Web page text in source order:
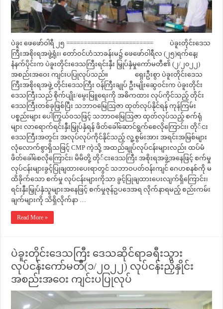
ပဲခူး ဖေဖော်ဝါရီ ၂၅ ========================= ပဲခူးတိုင်းဒေသ
ကြီးအစိုးရအဖွဲ့ရုံး၊ တော်ဝင်ဟံသာခန်းမ၌ ဖေဖော်ဝါရီလ (၂၅)ရက်နေ့၊
နံနက်ပိုင်းက ပဲခူးတိုင်းဒေသကြီးရင်းနှီး မြှုပ်နှံမှုကော်မတီ၏ (၂/၂၀၂၂)
အစည်းအဝေး ကျင်းပပြုလုပ်သည်။ ရှေးဦးစွာ ပဲခူးတိုင်းဒေသ
ကြီးအစိုးရအဖွဲ့ တိုင်းဒေသကြီး ဝန်ကြီးချုပ် ဦးမျိုးဆွေဝင်းက ပဲခူးတိုင်း
ဒေသကြီးသည် စိုက်ပျိုး/မွေးမြူရေးကို အဓိကထား လုပ်ကိုင်သည့် တိုင်း
ဒေသကြီးတစ်ခုဖြစ်ပြီး သဘာဝမြေဩဇာ ထုတ်လုပ်နိုင်ရန် ကုန်ကြမ်း
ပစ္စည်းများ ပေါကြွယ်ဝသဖြင့် သဘာဝမြေဩဇာ ထုတ်လုပ်သည့် စက်ရုံ
များ လာရောက်ရင်းနှီးမြှုပ်နှံရန် ဖိတ်ခေါ်ဆောင်ရွက်စေလိုကြောင်း၊ တို်ငး
ဒေသကြီးအတွင်း အလုပ်လုပ်ကိုင်နိုင်သည့် လူ့စွမ်းအား အရင်းအမြစ်များ
လုံလောက်စွာရှိသဖြင့် CMP ကဲ့သို့ အထည်ချုပ်လုပ်ငန်းများလည်း ထပ်မံ
ဖိတ်ခေါ်စေလိုကြောင်း၊ မိမိတို့ တို်ငးဒေသကြီး အစိုးရအဖွဲ့အနေဖြင့် စက်မှု
လုပ်ငန်းများခွင့်ပြုချထားပေးရာတွင် သဘာဝပတ်ဝန်းကျင် ဂေဟစနစ်ကို မ
ထိခိုက်သော စက်မှု လုပ်ငန်းများကိုသာ ခွင့်ပြုချထားပေးလျက်ရှိကြောင်း၊
ရင်းနှီးမြှုပ်နှံသူများအနေဖြင့် စက်မှုဇုန်ဥပဒေအရ လိုက်နာရမည့် စည်းကမ်း
ချက်များကို သိရှိလိုက်နာ …
Read More »
ပဲခူးတိုင်းဒေသကြီး ဒေသဆိုင်ရာခရီးသွား
လုပ်ငန်းကော်မတီ(၁/၂၀၂၂) လုပ်ငန်းညှိနှိုင်း
အစည်းအဝေး ကျင်းပပြုလုပ်